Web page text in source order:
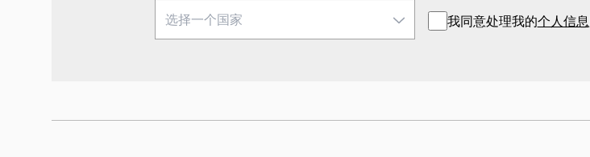
我同意处理我的个人信息